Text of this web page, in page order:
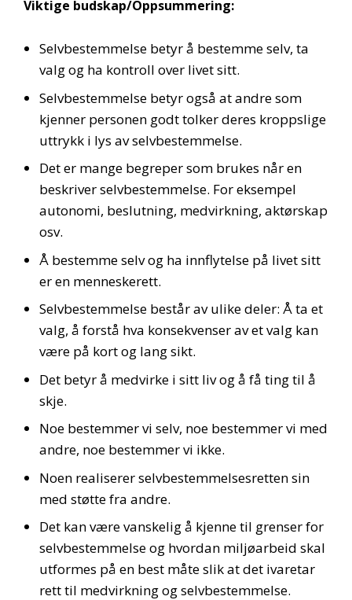
Viktige budskap/Oppsummering:
Selvbestemmelse betyr å bestemme selv, ta
valg og ha kontroll over livet sitt.
Selvbestemmelse betyr også at andre som
kjenner personen godt tolker deres kroppslige
uttrykk i lys av selvbestemmelse.
Det er mange begreper som brukes når en
beskriver selvbestemmelse. For eksempel
autonomi, beslutning, medvirkning, aktørskap
osv.
Å bestemme selv og ha innflytelse på livet sitt
er en menneskerett.
Selvbestemmelse består av ulike deler: Å ta et
valg, å forstå hva konsekvenser av et valg kan
være på kort og lang sikt.
Det betyr å medvirke i sitt liv og å få ting til å
skje.
Noe bestemmer vi selv, noe bestemmer vi med
andre, noe bestemmer vi ikke.
Noen realiserer selvbestemmelsesretten sin
med støtte fra andre.
Det kan være vanskelig å kjenne til grenser for
selvbestemmelse og hvordan miljøarbeid skal
utformes på en best måte slik at det ivaretar
rett til medvirkning og selvbestemmelse.